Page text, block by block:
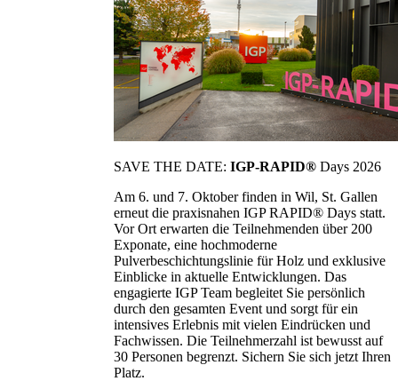
SAVE THE DATE: IGP-RAPID® Days 2026
Am 6. und 7. Oktober finden in Wil, St. Gallen
erneut die praxisnahen IGP RAPID® Days statt.
Vor Ort erwarten die Teilnehmenden über 200
Exponate, eine hochmoderne
Pulverbeschichtungslinie für Holz und exklusive
Einblicke in aktuelle Entwicklungen. Das
engagierte IGP Team begleitet Sie persönlich
durch den gesamten Event und sorgt für ein
intensives Erlebnis mit vielen Eindrücken und
Fachwissen. Die Teilnehmerzahl ist bewusst auf
30 Personen begrenzt. Sichern Sie sich jetzt Ihren
Platz.